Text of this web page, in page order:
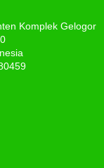
Komplek Gelogor